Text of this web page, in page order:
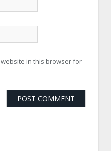
in this browser for